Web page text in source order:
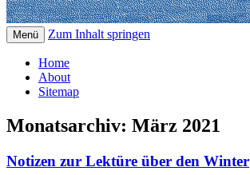
Menü Zum Inhalt springen
Home
About
Sitemap
Monatsarchiv: März 2021
Notizen zur Lektüre über den Winter